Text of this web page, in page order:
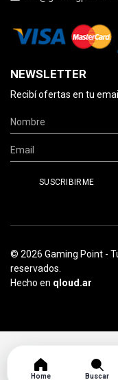
NEWSLETTER
Recibí ofertas en tu email
© 2026 Gaming Point -
reservados.
Hecho en qloud.ar
Home Buscar